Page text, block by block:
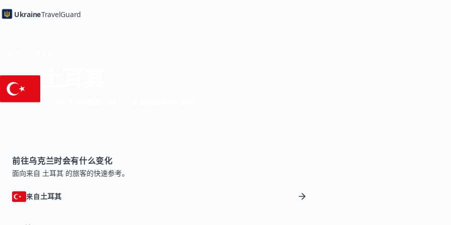
UkraineTravelGuard
前往乌克兰时会有什么变化
面向来自 土耳其 的旅客的快速参考。
来自土耳其